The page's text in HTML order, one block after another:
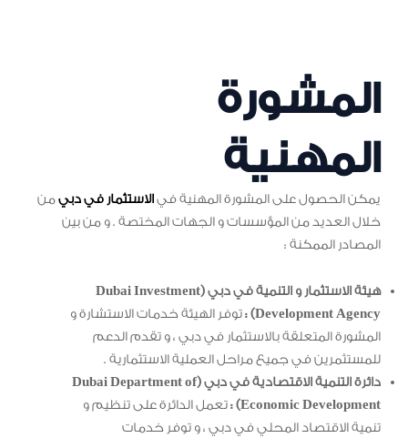
المشورة
المهنية
يمكن الحصول على المشورة المهنية في الاستثمار في دبيمن
خلال العديد من المؤسسات و الجهات المختصة . و من بين
المصادر الممكنة :
هيئة الاستثمار و التنمية في دبي (Dubai Investment
Development Agency) :
توفر الهيئة خدمات الاستشارة و
المشورة المتعلقة بالاستثمار في دبي ، و تقدم الدعم
للمستثمرين في جميع مراحل العملية الاستثمارية .
دائرة التنمية الاقتصادية في دبي (Dubai Department of
Economic Development) :
تعمل الدائرة على تنظيم و
تنمية الاقتصاد المحلي في دبي ، و توفر خدمات